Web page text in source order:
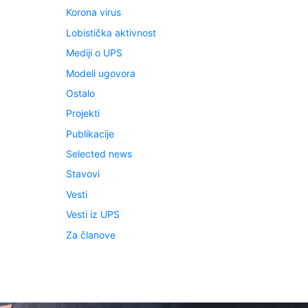
Korona virus
Lobistička aktivnost
Mediji o UPS
Modeli ugovora
Ostalo
Projekti
Publikacije
Selected news
Stavovi
Vesti
Vesti iz UPS
Za članove